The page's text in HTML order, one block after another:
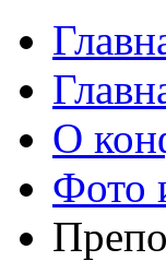
О
Фото